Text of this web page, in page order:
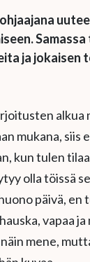
ja jokaisen
alkua
mukana, siis
kun tulen
olla töissä
päivä, en
vapaa
mene,